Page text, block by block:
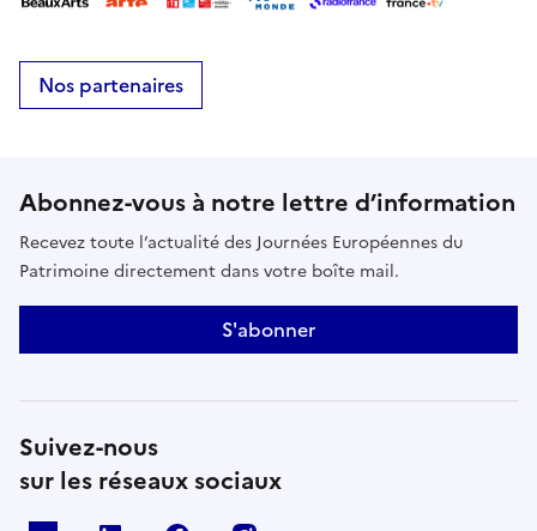
Nos partenaires
Abonnez-vous à notre lettre d’information
Recevez toute l’actualité des Journées Européennes du
Patrimoine directement dans votre boîte mail.
S'abonner
Suivez-nous
sur les réseaux sociaux